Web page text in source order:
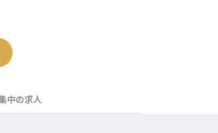
中の求人